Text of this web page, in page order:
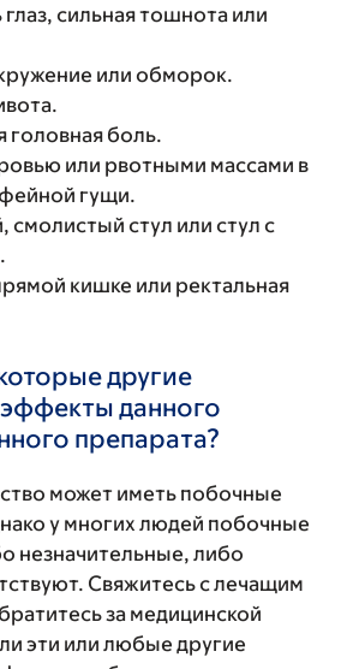
глаз, сильная тошнота или
или обморок.
головная боль.
или рвотными массами в
гущи.
смолистый стул или стул с
кишке или ректальная
другие
данного
препарата?
может иметь побочные
у многих людей побочные
незначительные, либо
Свяжитесь с лечащим
за медицинской
эти или любые другие